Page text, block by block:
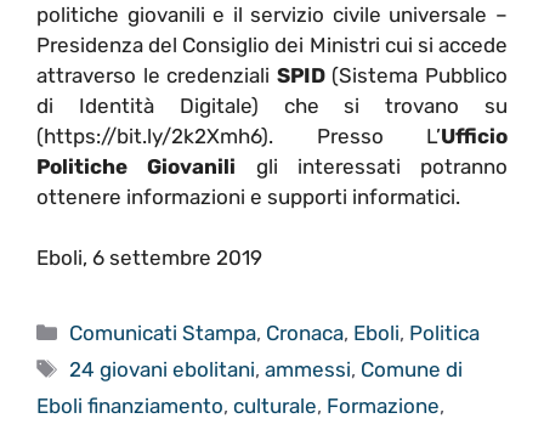
politiche giovanili e il servizio civile universale –
Presidenza del Consiglio dei Ministri cui si accede
attraverso le credenziali SPID(Sistema Pubblico
di Identità Digitale) che si trovano su
(https://bit.ly/2k2Xmh6). Presso L’Ufficio
Politiche Giovanili gli interessati potranno
ottenere informazioni e supporti informatici.
Eboli, 6 settembre 2019
Categorie
Comunicati Stampa, Cronaca, Eboli, Politica
Tag
24 giovani ebolitani,ammessi, Comune di
Eboli finanziamento, culturale, Formazione,